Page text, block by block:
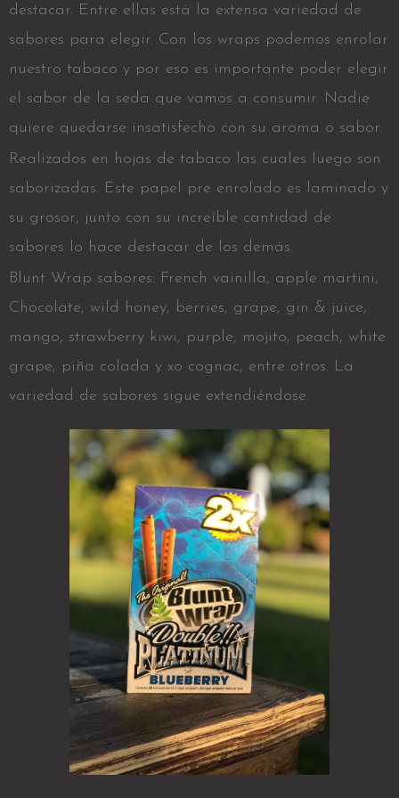
destacar. Entre ellas está la extensa variedad de
sabores para elegir. Con los wraps podemos enrolar
nuestro tabaco y por eso es importante poder elegir
el sabor de la seda que vamos a consumir. Nadie
quiere quedarse insatisfecho con su aroma o sabor.
Realizados en hojas de tabaco las cuales luego son
saborizadas. Este papel pre enrolado es laminado y
su grosor, junto con su increíble cantidad de
sabores lo hace destacar de los demás.
Blunt Wrap sabores: French vainilla, apple martini,
Chocolate, wild honey, berries, grape, gin & juice,
mango, strawberry kiwi, purple, mojito, peach, white
grape, piña colada y xo cognac, entre otros. La
variedad de sabores sigue extendiéndose.